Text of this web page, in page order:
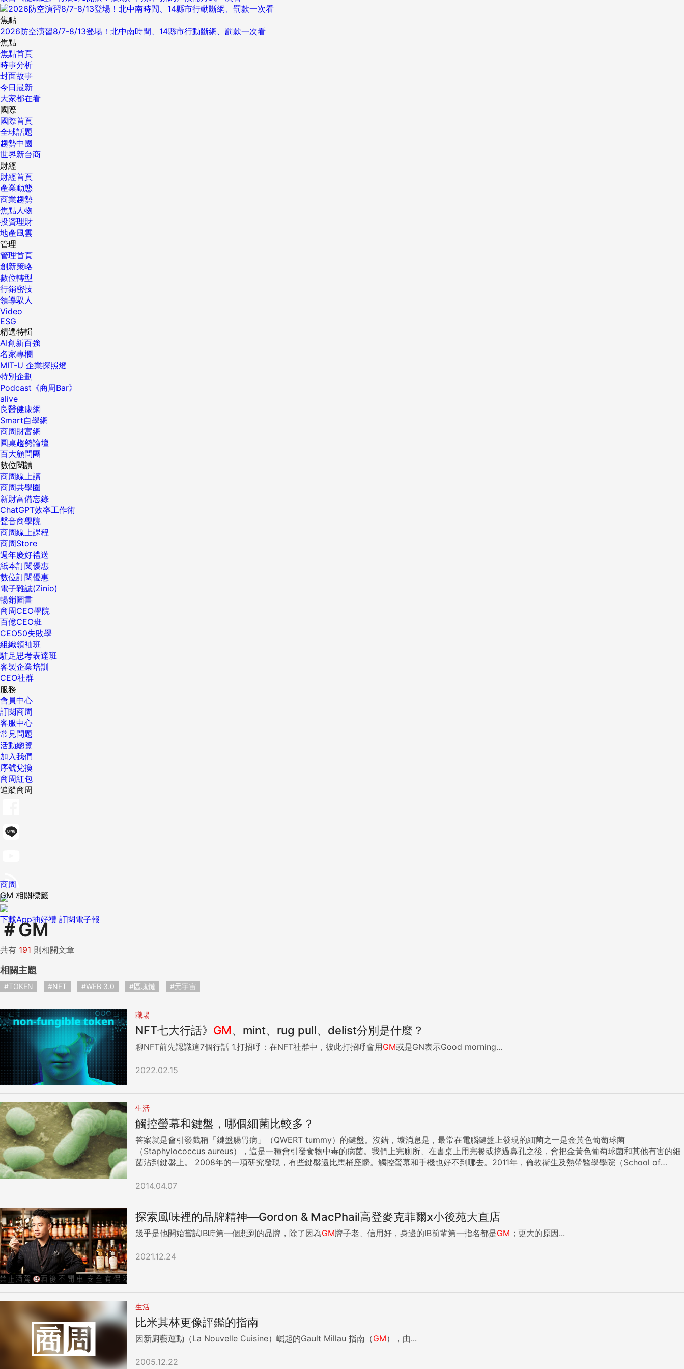
焦點
2026防空演習8/7-8/13登場！北中南時間、14縣市行動斷網、罰款一次看
焦點
焦點首頁
時事分析
封面故事
今日最新
大家都在看
國際
國際首頁
全球話題
趨勢中國
世界新台商
財經
財經首頁
產業動態
商業趨勢
焦點人物
投資理財
地產風雲
管理
管理首頁
創新策略
數位轉型
行銷密技
領導馭人
Video
ESG
精選特輯
AI創新百強
名家專欄
MIT-U 企業探照燈
特別企劃
Podcast《商周Bar》
alive
良醫健康網
Smart自學網
商周財富網
圓桌趨勢論壇
百大顧問團
數位閱讀
商周線上讀
商周共學圈
新財富備忘錄
ChatGPT效率工作術
聲音商學院
商周線上課程
商周Store
週年慶好禮送
紙本訂閱優惠
數位訂閱優惠
電子雜誌(Zinio)
暢銷圖書
商周CEO學院
百億CEO班
CEO50失敗學
組織領袖班
駐足思考表達班
客製企業培訓
CEO社群
服務
會員中心
訂閱商周
客服中心
常見問題
活動總覽
加入我們
序號兌換
商周紅包
追蹤商周
下載App抽好禮 訂閱電子報
商周
GM 相關標籤
＃GM
共有 191 則相關文章
相關主題
#TOKEN #NFT #WEB 3.0 #區塊鏈 #元宇宙
職場
NFT七大行話》 GM、mint、rug pull、delist分別是什麼？
聊NFT前先認識這7個行話 1.打招呼：在NFT社群中，彼此打招呼會用GM或是GN表示Good morning...
2022.02.15
生活
觸控螢幕和鍵盤，哪個細菌比較多？
答案就是會引發戲稱「鍵盤腸胃病」（QWERT tummy）的鍵盤。沒錯，壞消息是，最常在電腦鍵盤上發現的細菌之一是金黃色葡萄球菌
（Staphylococcus aureus），這是一種會引發食物中毒的病菌。我們上完廁所、在書桌上用完餐或挖過鼻孔之後，會把金黃色葡萄球菌和其他有害的細
菌沾到鍵盤上。 2008年的一項研究發現，有些鍵盤還比馬桶座髒。觸控螢幕和手機也好不到哪去。2011年，倫敦衛生及熱帶醫學學院（School of
多細菌。六支手機裡就有一支受到大腸桿菌污染，這種細菌會引起嚴重食物中毒。 是觸控螢幕比鍵盤髒還是鍵盤比較髒，這事很難確定。人們通常習慣帶
（大口徑20公分）https:sites.google.comsitebbckatm20cm ...
2014.04.07
探索風味裡的品牌精神—Gordon & MacPhail高登麥克菲爾x小後苑大直店
幾乎是他開始嘗試IB時第一個想到的品牌，除了因為GM牌子老、信用好，身邊的IB前輩第一指名都是GM ；更大的原因...
2021.12.24
生活
比米其林更像評鑑的指南
因新廚藝運動（La Nouvelle Cuisine）崛起的Gault Millau 指南（GM），由...
2005.12.22